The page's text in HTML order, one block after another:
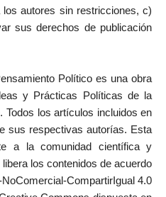
autores sin restricciones, c)
sus derechos de publicación
Político es una obra
y Prácticas Políticas de la
Todos los artículos incluidos en
sus respectivas autorías. Esta
a la comunidad científica y
los contenidos de acuerdo
CompartirIgual 4.0